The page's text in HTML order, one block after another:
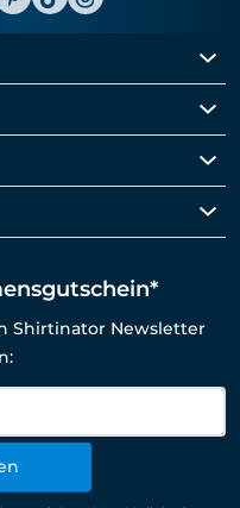
Shirtinator Newsletter